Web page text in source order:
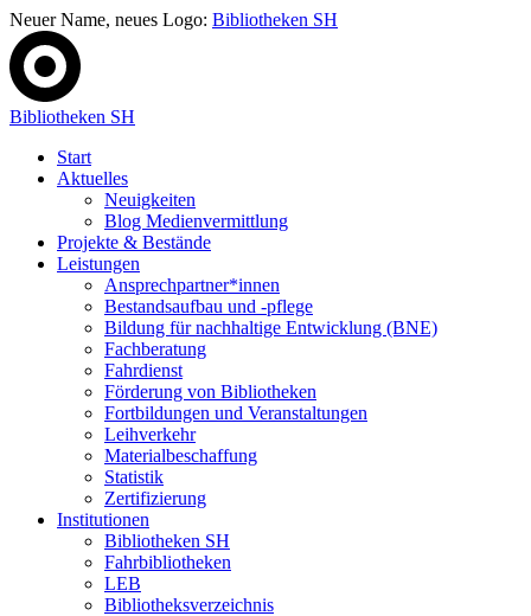
Neuer Name, neues Logo: Bibliotheken SH
Bibliotheken SH
Start
Aktuelles
Neuigkeiten
Blog Medienvermittlung
Projekte & Bestände
Leistungen
Ansprechpartner*innen
Bestandsaufbau und -pflege
Bildung für nachhaltige Entwicklung (BNE)
Fachberatung
Fahrdienst
Förderung von Bibliotheken
Fortbildungen und Veranstaltungen
Leihverkehr
Materialbeschaffung
Statistik
Zertifizierung
Institutionen
Bibliotheken SH
Fahrbibliotheken
LEB
Bibliotheksverzeichnis